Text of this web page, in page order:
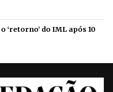
‘retorno’ do IML após 10